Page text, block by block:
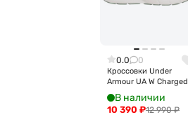
0.0 0
Кроссовки Under
Armour UA W Charged
Rogue 5 3028262-377
В наличии
12 990₽
10 390 ₽